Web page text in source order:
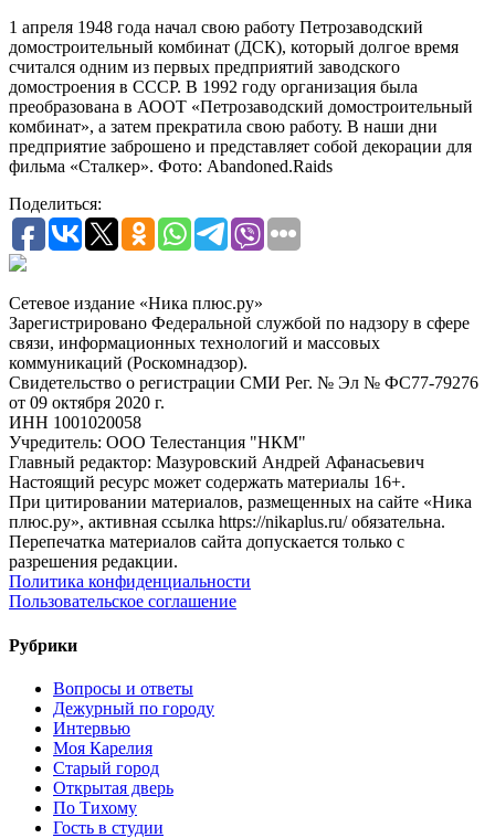
1 апреля 1948 года начал свою работу Петрозаводский
домостроительный комбинат (ДСК), который долгое время
считался одним из первых предприятий заводского
домостроения в СССР. В 1992 году организация была
преобразована в АООТ «Петрозаводский домостроительный
комбинат», а затем прекратила свою работу. В наши дни
предприятие заброшено и представляет собой декорации для
фильма «Сталкер». Фото: Abandoned.Raids
Поделиться:
Сетевое издание «Ника плюс.ру»
Зарегистрировано Федеральной службой по надзору в сфере
связи, информационных технологий и массовых
коммуникаций (Роскомнадзор).
Свидетельство о регистрации СМИ Рег. № Эл № ФС77-79276
от 09 октября 2020 г.
ИНН 1001020058
Учредитель: ООО Телестанция "НКМ"
Главный редактор: Мазуровский Андрей Афанасьевич
Настоящий ресурс может содержать материалы 16+.
При цитировании материалов, размещенных на сайте «Ника
плюс.ру», активная ссылка https://nikaplus.ru/ обязательна.
Перепечатка материалов сайта допускается только с
разрешения редакции.
Политика конфиденциальности
Пользовательское соглашение
Рубрики
Вопросы и ответы
Дежурный по городу
Интервью
Моя Карелия
Старый город
Открытая дверь
По Тихому
Гость в студии